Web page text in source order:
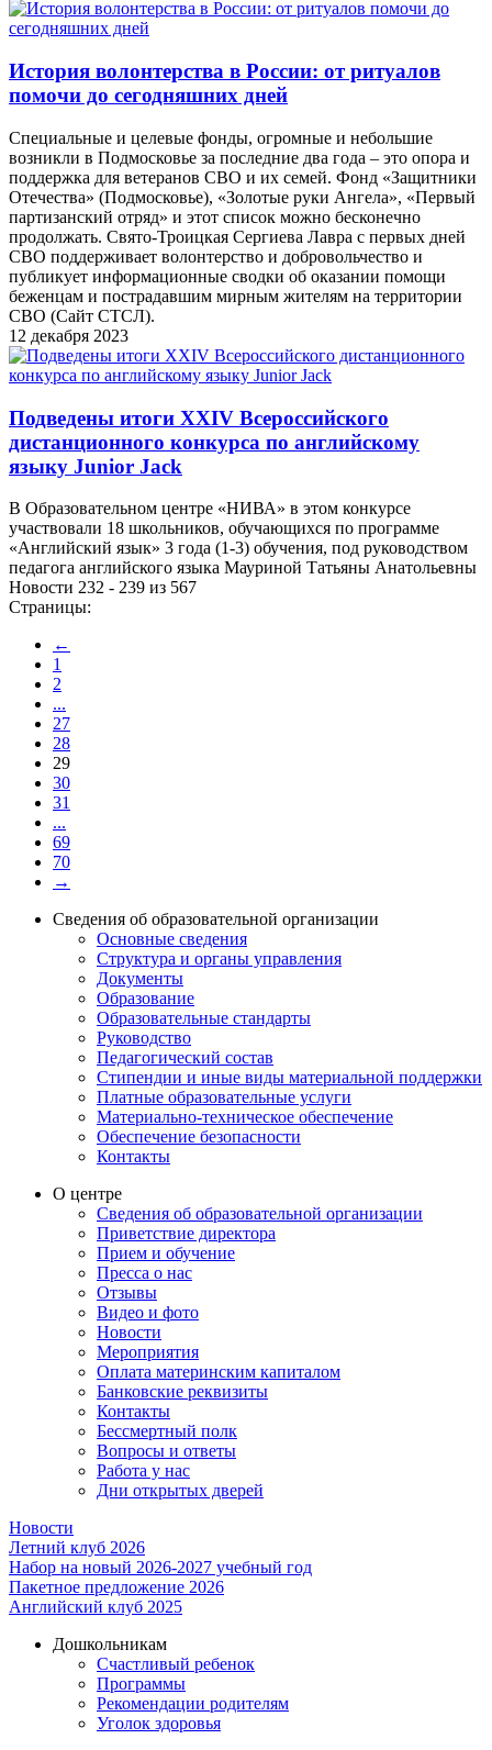
История волонтерства в России: от ритуалов
помочи до сегодняшних дней
Специальные и целевые фонды, огромные и небольшие
возникли в Подмосковье за последние два года – это опора и
поддержка для ветеранов СВО и их семей. Фонд «Защитники
Отечества» (Подмосковье), «Золотые руки Ангела», «Первый
партизанский отряд» и этот список можно бесконечно
продолжать. Свято-Троицкая Сергиева Лавра с первых дней
СВО поддерживает волонтерство и добровольчество и
публикует информационные сводки об оказании помощи
беженцам и пострадавшим мирным жителям на территории
СВО (Сайт СТСЛ).
12 декабря 2023
Подведены итоги XXIV Всероссийского
дистанционного конкурса по английскому
языку Junior Jack
В Образовательном центре «НИВА» в этом конкурсе
участвовали 18 школьников, обучающихся по программе
«Английский язык» 3 года (1-3) обучения, под руководством
педагога английского языка Мауриной Татьяны Анатольевны
Новости 232 - 239 из 567
Страницы:
←
1
2
...
27
28
29
30
31
...
69
70
→
Сведения об образовательной организации
Основные сведения
Структура и органы управления
Документы
Образование
Образовательные стандарты
Руководство
Педагогический состав
Стипендии и иные виды материальной поддержки
Платные образовательные услуги
Материально-техническое обеспечение
Обеспечение безопасности
Контакты
О центре
Сведения об образовательной организации
Приветствие директора
Прием и обучение
Пресса о нас
Отзывы
Видео и фото
Новости
Мероприятия
Оплата материнским капиталом
Банковские реквизиты
Контакты
Бессмертный полк
Вопросы и ответы
Работа у нас
Дни открытых дверей
Новости
Летний клуб 2026
Набор на новый 2026-2027 учебный год
Пакетное предложение 2026
Английский клуб 2025
Дошкольникам
Счастливый ребенок
Программы
Рекомендации родителям
Уголок здоровья